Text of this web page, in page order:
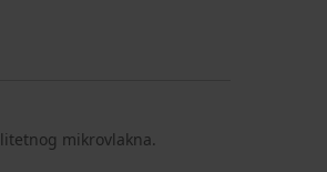
mikrovlakna.